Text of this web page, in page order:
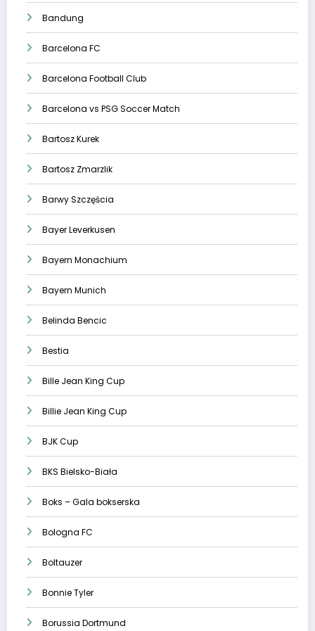
Bandung
Barcelona FC
Barcelona Football Club
Barcelona vs PSG Soccer Match
Bartosz Kurek
Bartosz Zmarzlik
Barwy Szczęścia
Bayer Leverkusen
Bayern Monachium
Bayern Munich
Belinda Bencic
Bestia
Bille Jean King Cup
Billie Jean King Cup
BJK Cup
BKS Bielsko-Biała
Boks – Gala bokserska
Bologna FC
Boltauzer
Bonnie Tyler
Borussia Dortmund